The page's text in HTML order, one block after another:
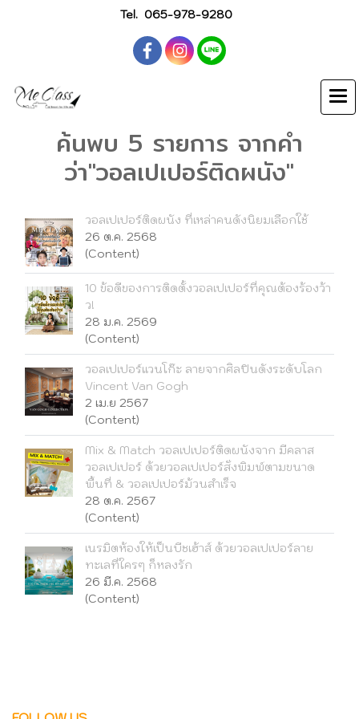
Tel. 065-978-9280
ค้นพบ 5 รายการ จากคำ
ว่า"วอลเปเปอร์ติดผนัง"
วอลเปเปอร์ติดผนัง ที่เหล่าคนดังนิยมเลือกใช้
26 ต.ค. 2568
(Content)
10 ข้อดีของการติดตั้งวอลเปเปอร์ที่คุณต้องร้องว้า
ว!
28 ม.ค. 2569
(Content)
วอลเปเปอร์แวนโก๊ะ ลายจากศิลปินดังระดับโลก
Vincent Van Gogh
2 เม.ย 2567
(Content)
Mix & Match วอลเปเปอร์ติดผนังจาก มีคลาส
วอลเปเปอร์ ด้วยวอลเปเปอร์สั่งพิมพ์ตามขนาด
พื้นที่ & วอลเปเปอร์ม้วนสำเร็จ
28 ต.ค. 2567
(Content)
เนรมิตห้องให้เป็นบีชเฮ้าส์ ด้วยวอลเปเปอร์ลาย
ทะเลที่ใครๆ ก็หลงรัก
26 มี.ค. 2568
(Content)